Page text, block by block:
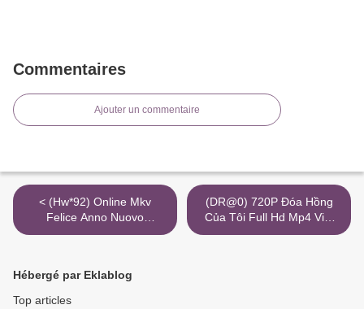
Commentaires
Ajouter un commentaire
< (Hw*92) Online Mkv
Felice Anno Nuovo
Altadefinizione 8K Telegram
(DR@0) 720P Đóa Hồng
Của Tôi Full Hd Mp4 Việt
Vivuphim >
Hébergé par Eklablog
Top articles